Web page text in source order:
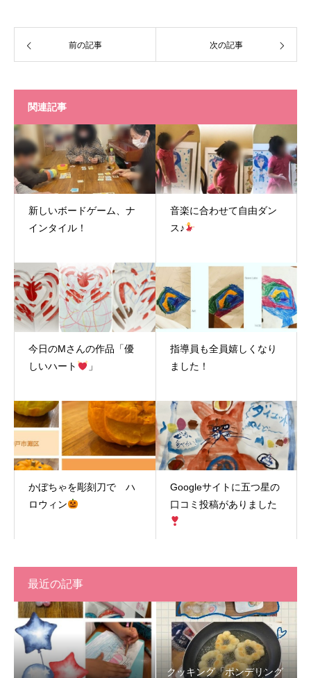
前の記事 次の記事
関連記事
新しいボードゲーム、ナ
インタイル！
音楽に合わせて自由ダン
ス♪
今日のMさんの作品「優
しいハート
」
指導員も全員嬉しくなり
ました！
かぼちゃを彫刻刀で ハ
ロウィン
Googleサイトに五つ星の
口コミ投稿がありました
最近の記事
クッキング「ポンデリング